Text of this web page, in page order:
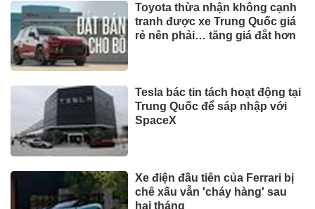
Toyota thừa nhận không cạnh
tranh được xe Trung Quốc giá
rẻ nên phải… tăng giá đắt hơn
Tesla bác tin tách hoạt động tại
Trung Quốc để sáp nhập với
SpaceX
Xe điện đầu tiên của Ferrari bị
chê xấu vẫn 'cháy hàng' sau
hai tháng